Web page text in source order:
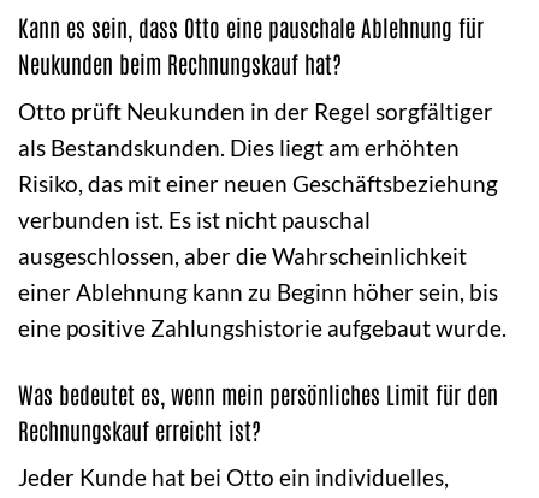
Kann es sein, dass Otto eine pauschale Ablehnung für
Neukunden beim Rechnungskauf hat?
Otto prüft Neukunden in der Regel sorgfältiger
als Bestandskunden. Dies liegt am erhöhten
Risiko, das mit einer neuen Geschäftsbeziehung
verbunden ist. Es ist nicht pauschal
ausgeschlossen, aber die Wahrscheinlichkeit
einer Ablehnung kann zu Beginn höher sein, bis
eine positive Zahlungshistorie aufgebaut wurde.
Was bedeutet es, wenn mein persönliches Limit für den
Rechnungskauf erreicht ist?
Jeder Kunde hat bei Otto ein individuelles,